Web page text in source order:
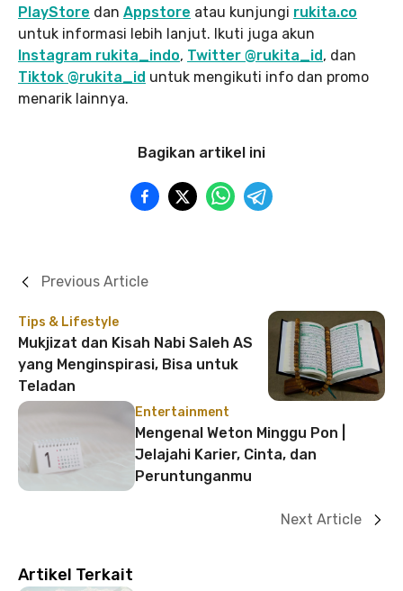
PlayStore dan Appstore atau kunjungi rukita.co
untuk informasi lebih lanjut. Ikuti juga akun
Instagram rukita_indo, Twitter @rukita_id, dan
Tiktok @rukita_id untuk mengikuti info dan promo
menarik lainnya.
Bagikan artikel ini
Tips & Lifestyle
Mukjizat dan Kisah Nabi Saleh AS
yang Menginspirasi, Bisa untuk
Teladan
Previous Article
Entertainment
Mengenal Weton Minggu Pon |
Jelajahi Karier, Cinta, dan
Peruntunganmu
Next Article
Artikel Terkait